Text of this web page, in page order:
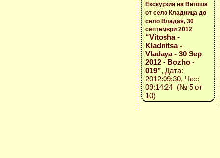
Екскурзия на Витоша
от село Кладница до
село Владая, 30
септември 2012
“Vitosha -
Kladnitsa -
Vladaya - 30 Sep
2012 - Bozho -
019”, Дата:
2012:09:30, Час:
09:14:24 (№ 5 от
10)